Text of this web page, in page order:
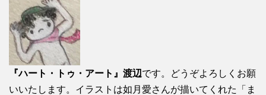
『ハート・トゥ・アート』渡辺です。どうぞよろしくお願
いいたします。イラストは如月愛さんが描いてくれた「ま